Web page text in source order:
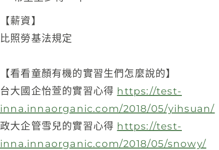
【薪資】
比照勞基法規定
【看看童顏有機的實習生們怎麼說的】
台大國企怡萱的實習心得 https://test-
inna.innaorganic.com/2018/05/yihsuan/
政大企管雪兒的實習心得 https://test-
inna.innaorganic.com/2018/05/snowy/